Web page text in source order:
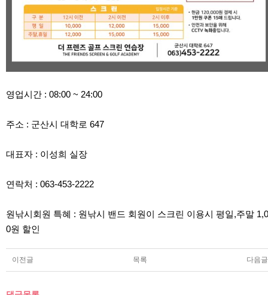
영업시간 : 08:00 ~ 24:00
주소 : 군산시 대학로 647
대표자 : 이성희 실장
연락처 : 063-453-2222
원낚시회원 특혜 : 원낚시 밴드 회원이 스크린 이용시 평일,주말
0원 할인
이전글 다음글
목록